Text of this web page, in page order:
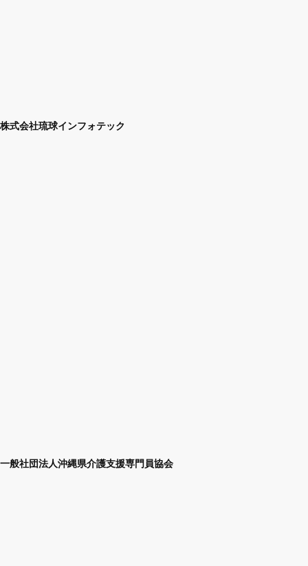
株式会社琉球インフォテック
一般社団法人沖縄県介護支援専門員協会